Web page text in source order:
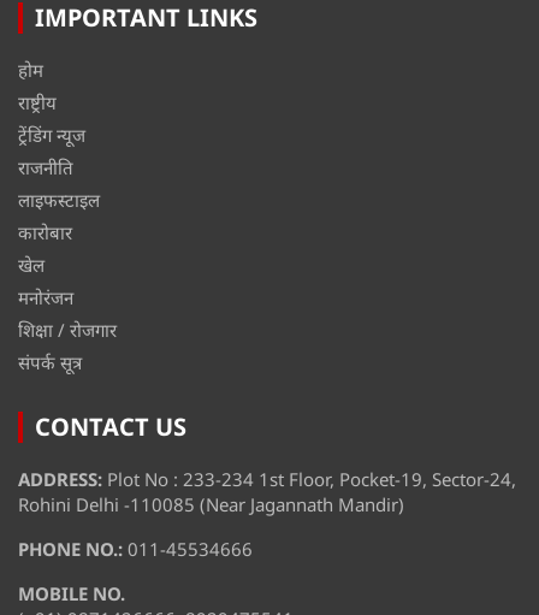
IMPORTANT LINKS
होम
राष्ट्रीय
ट्रेंडिंग न्यूज
राजनीति
लाइफस्टाइल
कारोबार
खेल
मनोरंजन
शिक्षा / रोजगार
संपर्क सूत्र
CONTACT US
ADDRESS: Plot No : 233-234 1st Floor, Pocket-19, Sector-24,
Rohini Delhi -110085 (Near Jagannath Mandir)
PHONE NO.: 011-45534666
MOBILE NO.